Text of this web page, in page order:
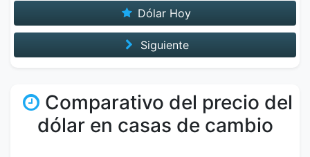
Dólar Hoy
Siguiente
Comparativo del precio del
dólar en casas de cambio